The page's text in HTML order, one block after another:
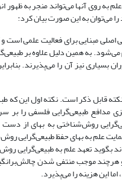
به روی آنها می‌تواند منجر به ظهور
می‌توان به این صورت بیان کرد:
مبنایی برای فعالیت علمی است
به همین دلیل علاوه بر
بسیاری نیز آن را می‌پذیرند.
قابل ذکر است. نکته اول این که
مدافع ‌طبیعی‌گرایی فلسفی را بر
روش‌شناختی به بهای از
علم به بهای حفظ ‌طبیعی‌گرایی
بگوید تعهد علم به ‌طبیعی‌گرایی
هرچند موجب منتفی شدن
این هزینه را می‌پذیرد.